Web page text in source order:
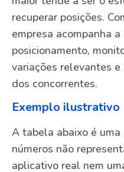
recuperar posições.
empresa acompanha
posicionamento,
variações relevantes
dos concorrentes.
Exemplo ilustrativo
A tabela abaixo é
números não
aplicativo real nem